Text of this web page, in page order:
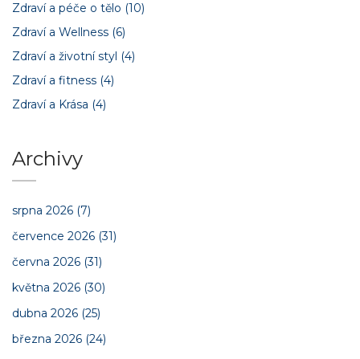
Zdraví a péče o tělo (10)
Zdraví a Wellness (6)
Zdraví a životní styl (4)
Zdraví a fitness (4)
Zdraví a Krása (4)
Archivy
srpna 2026 (7)
července 2026 (31)
června 2026 (31)
května 2026 (30)
dubna 2026 (25)
března 2026 (24)